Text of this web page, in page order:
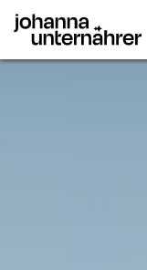
Startseite
logo